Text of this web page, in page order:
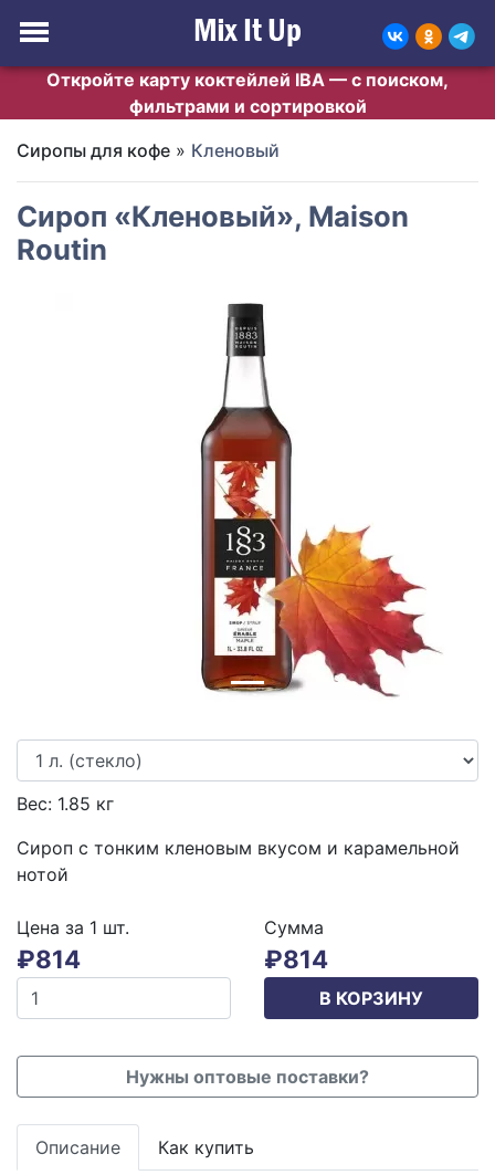
Откройте карту коктейлей IBA — с поиском,
фильтрами и сортировкой
Сиропы для кофе » Кленовый
Сироп «Кленовый», Maison
Routin
Вес: 1.85 кг
Сироп с тонким кленовым вкусом и карамельной
нотой
Цена за 1 шт.
₽814
Сумма
₽814
В КОРЗИНУ
Нужны оптовые поставки?
Описание Как купить